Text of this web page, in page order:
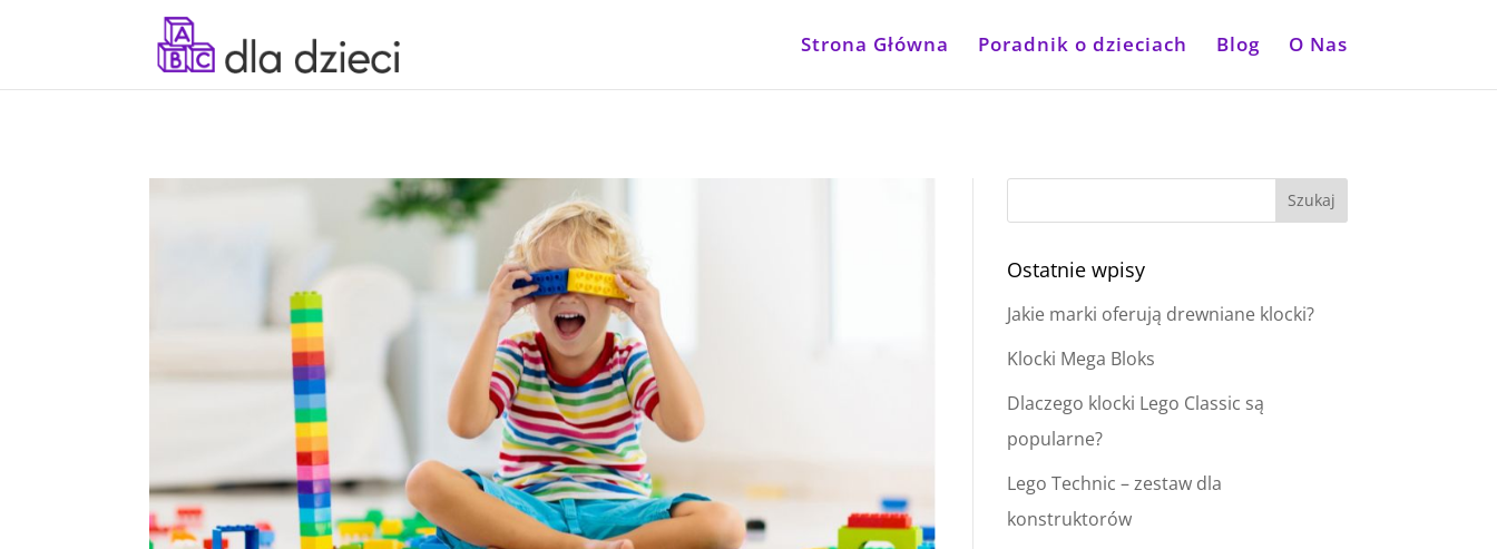
Strona Główna Poradnik o dzieciach Blog O Nas
Ostatnie wpisy
Jakie marki oferują drewniane klocki?
Klocki Mega Bloks
Dlaczego klocki Lego Classic są
popularne?
Lego Technic – zestaw dla
konstruktorów